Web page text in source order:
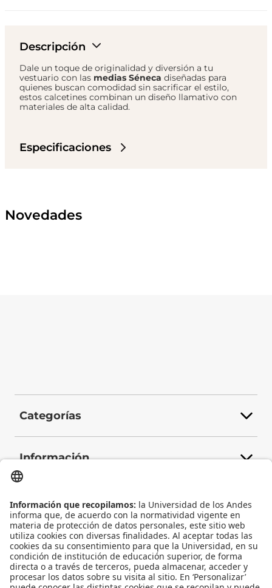
Descripción
Dale un toque de originalidad y diversión a tu
vestuario con las medias Séneca diseñadas para
quienes buscan comodidad sin sacrificar el estilo,
estos calcetines combinan un diseño llamativo con
materiales de alta calidad.
Especificaciones
Novedades
Categorías
Información
Contacto